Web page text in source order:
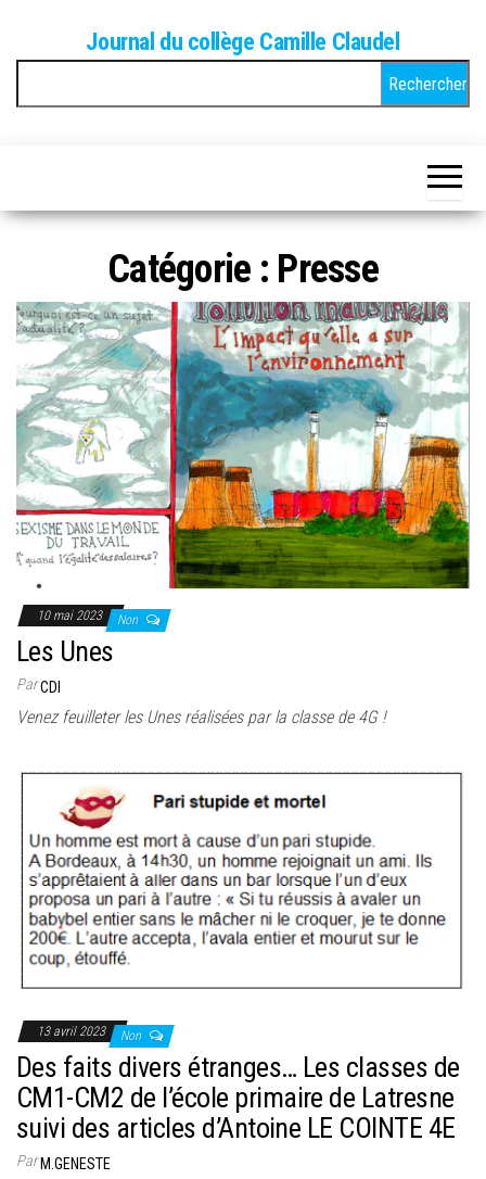
content
Journal du collège Camille Claudel
Catégorie : Presse
10 mai 2023 Non
Les Unes
ParCDI
Venez feuilleter les Unes réalisées par la classe de 4G !
13 avril 2023 Non
Des faits divers étranges… Les classes de
CM1-CM2 de l’école primaire de Latresne
suivi des articles d’Antoine LE COINTE 4E
ParM.GENESTE